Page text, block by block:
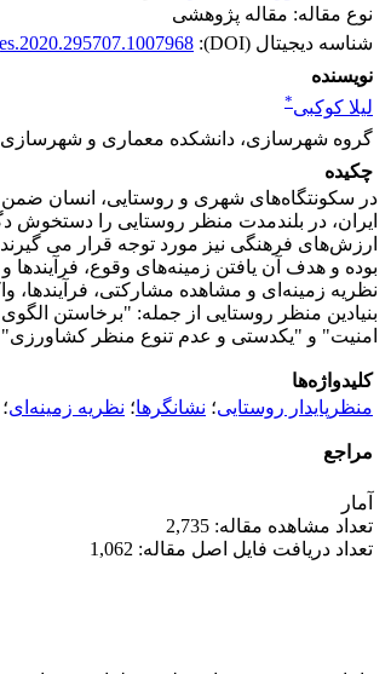
نوع مقاله: مقاله پژوهشی
شناسه دیجیتال (DOI):
نویسنده
لیلا کوکبی*
گروه شهرسازی، دانشکده معماری و شهرسازی،
چکیده
در سکونتگاه‌های شهری و روستایی، انسان ضمن
ایران، در بلندمدت منظر روستایی را دستخوش
ارزش‌های فرهنگی نیز مورد توجه قرار می
بوده و هدف آن یافتن زمینه‌های وقوع،
نظریه زمینه‌ای و مشاهده مشارکتی،
بنیادین منظر روستایی از جمله: "برخاستن
امنیت" و "یکدستی و عدم تنوع منظر
کلیدواژه‌ها
منظرپایدار روستایی؛ نشانگرها؛ نظریه زمینه‌ای؛
مراجع
آمار
تعداد مشاهده مقاله: 2,735
تعداد دریافت فایل اصل مقاله: 1,062